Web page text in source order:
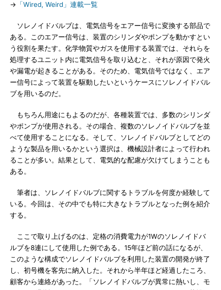
→ 「Wired, Weird」連載一覧
ソレノイドバルブは、電気信号をエアー信号に変換する部品で
ある。このエアー信号は、装置のシリンダやポンプを動かすとい
う役割を果たす。化学物質やガスを使用する装置では、それらを
処理するユニット内に電気信号を取り込むと、それが原因で発火
や漏電が起きることがある。そのため、電気信号ではなく、エア
ー信号によって装置を駆動したいというケースにソレノイドバル
ブを用いるのだ。
もちろん用途にもよるのだが、各種装置では、多数のシリンダ
やポンプが使用される。その場合、複数のソレノイドバルブを並
べて使用することになる。そして、ソレノイドバルブとしてどの
ような製品を用いるかという選択は、機械設計者によって行われ
ることが多い。結果として、電気的な配慮が欠けてしまうことも
ある。
筆者は、ソレノイドバルブに関するトラブルを何度か経験して
いる。今回は、その中でも特に大きなトラブルとなった例を紹介
する。
ここで取り上げるのは、定格の消費電力が1Wのソレノイドバ
ルブを8連にして使用した例である。15年ほど前の話になるが、
このような構成でソレノイドバルブを利用した装置の開発が終了
し、初号機を客先に納入した。それから半年ほど経過したころ、
顧客から連絡があった。「ソレノイドバルブが異常に熱いし、モ